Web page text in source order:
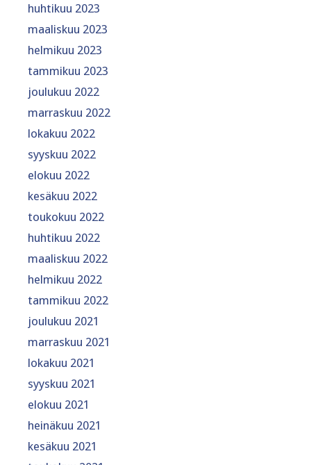
huhtikuu 2023
maaliskuu 2023
helmikuu 2023
tammikuu 2023
joulukuu 2022
marraskuu 2022
lokakuu 2022
syyskuu 2022
elokuu 2022
kesäkuu 2022
toukokuu 2022
huhtikuu 2022
maaliskuu 2022
helmikuu 2022
tammikuu 2022
joulukuu 2021
marraskuu 2021
lokakuu 2021
syyskuu 2021
elokuu 2021
heinäkuu 2021
kesäkuu 2021